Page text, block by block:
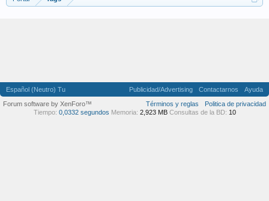
Español (Neutro) Tu Publicidad/Advertising Contactarnos
Ayuda
Términos y reglas
Politica de privacidad
Forum software by XenForo™
Tiempo: 0,0332 segundos Memoria: 2,923 MB Consultas de la BD: 10